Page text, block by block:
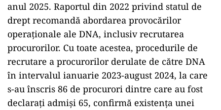
anul 2025. Raportul din 2022 privind statul de
drept recomandă abordarea provocărilor
operaționale ale DNA, inclusiv recrutarea
procurorilor. Cu toate acestea, procedurile de
recrutare a procurorilor derulate de către DNA
în intervalul ianuarie 2023-august 2024, la care
s-au înscris 86 de procurori dintre care au fost
declarați admiși 65, confirmă existența unei